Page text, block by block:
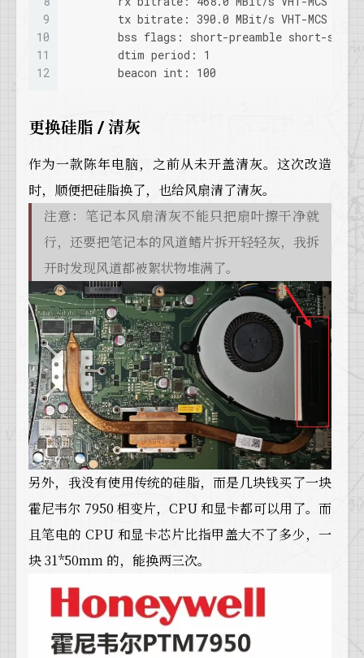
9
10
11
12
tx bitrate: 390.0 MBit/s VHT-MCS 4
bss flags: short-preamble short-slot-
        dtim period: 1
        beacon int: 100
更换硅脂 / 清灰
作为一款陈年电脑，之前从未开盖清灰。这次改造
时，顺便把硅脂换了，也给风扇清了清灰。
注意：笔记本风扇清灰不能只把扇叶擦干净就
行，还要把笔记本的风道鳍片拆开轻轻灰，我拆
开时发现风道都被絮状物堆满了。
另外，我没有使用传统的硅脂，而是几块钱买了一块
霍尼韦尔 7950 相变片，CPU 和显卡都可以用了。而
且笔电的 CPU 和显卡芯片比指甲盖大不了多少，一
块 31*50mm 的，能换两三次。